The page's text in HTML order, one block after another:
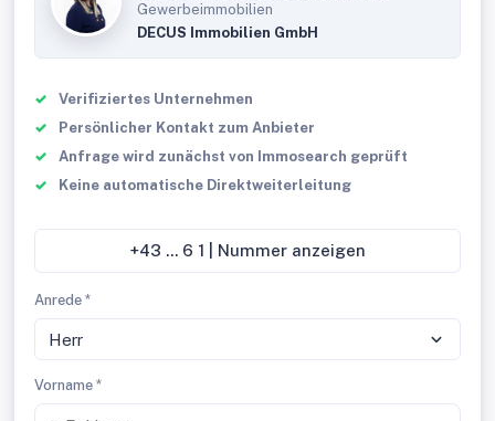
Gewerbeimmobilien
DECUS Immobilien GmbH
Verifiziertes Unternehmen
Persönlicher Kontakt zum Anbieter
Anfrage wird zunächst von Immosearch geprüft
Keine automatische Direktweiterleitung
+43 ... 6 1 | Nummer anzeigen
Anrede *
Herr
Vorname *